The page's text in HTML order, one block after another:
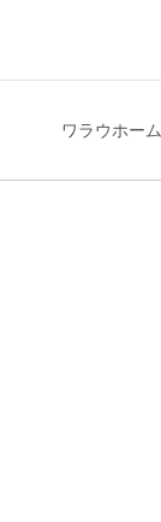
ワラウホーム